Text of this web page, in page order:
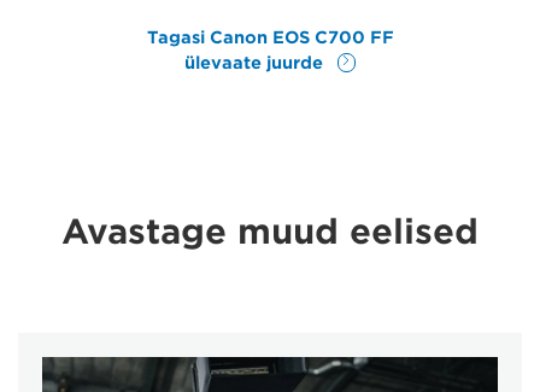
Tagasi Canon EOS C700 FF
ülevaate juurde
Avastage muud eelised